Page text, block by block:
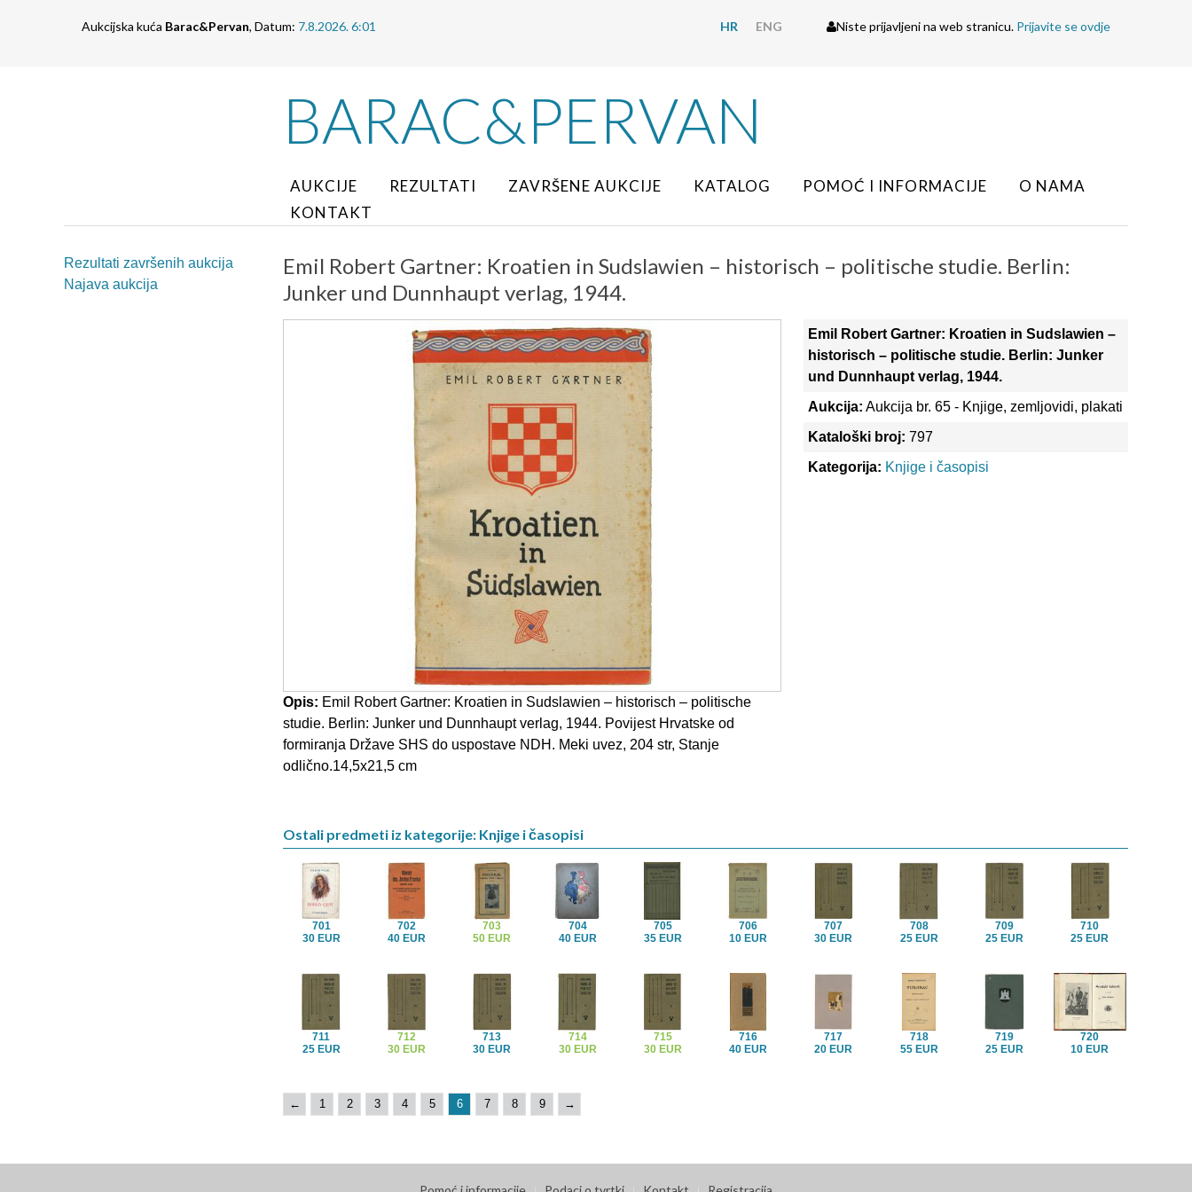
Aukcijska kuća Barac&Pervan, Datum: 7.8.2026. 6:01 HR ENG Niste prijavljeni na web stranicu. Prijavite se ovdje
BARAC&PERVAN
AUKCIJE REZULTATI ZAVRŠENE AUKCIJE KATALOG POMOĆ I INFORMACIJE
O NAMA
KONTAKT
Rezultati završenih aukcija
Najava aukcija
Emil Robert Gartner: Kroatien in Sudslawien – historisch – politische studie. Berlin:
Junker und Dunnhaupt verlag, 1944.
Opis: Emil Robert Gartner: Kroatien in Sudslawien – historisch – politische
studie. Berlin: Junker und Dunnhaupt verlag, 1944. Povijest Hrvatske od
formiranja Države SHS do uspostave NDH. Meki uvez, 204 str, Stanje
odlično.14,5x21,5 cm
Emil Robert Gartner: Kroatien in Sudslawien –
historisch – politische studie. Berlin: Junker
und Dunnhaupt verlag, 1944.
Aukcija: Aukcija br. 65 - Knjige, zemljovidi, plakati
Kataloški broj: 797
Kategorija: Knjige i časopisi
Ostali predmeti iz kategorije: Knjige i časopisi
701
30 EUR
702
40 EUR
703
50 EUR
704
40 EUR
705
35 EUR
706
10 EUR
707
30 EUR
708
25 EUR
709
25 EUR
710
25 EUR
711
25 EUR
712
30 EUR
713
30 EUR
714
30 EUR
715
30 EUR
716
40 EUR
717
20 EUR
718
55 EUR
719
25 EUR
720
10 EUR
← 1 2 3 4 5 6 7 8 9 →